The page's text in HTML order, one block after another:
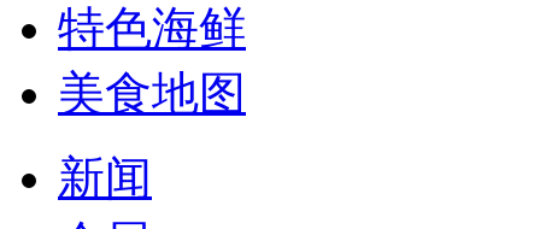
特色海鲜
美食地图
新闻